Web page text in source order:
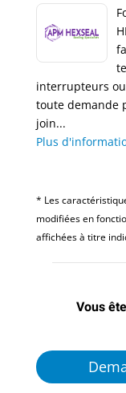
interrupteurs
toute demande
join...
Plus
* Les
modifiées en
affichées à titre
Vous